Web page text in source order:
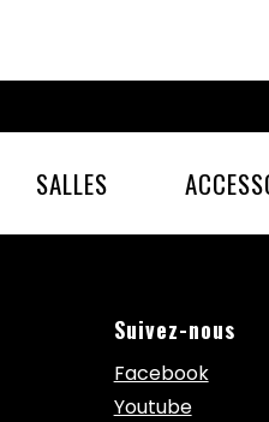
SALLES
Suivez-nous
Facebook
Youtube